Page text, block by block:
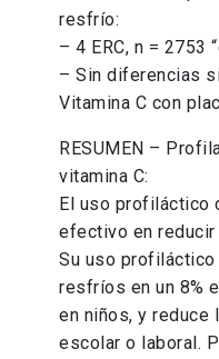
resfrío:
– 4 ERC, n = 2753
– Sin diferencias
Vitamina C con
RESUMEN –
vitamina C:
El uso profiláctico
efectivo en
Su uso
resfríos en un 8%
en niños, y
escolar o laboral.